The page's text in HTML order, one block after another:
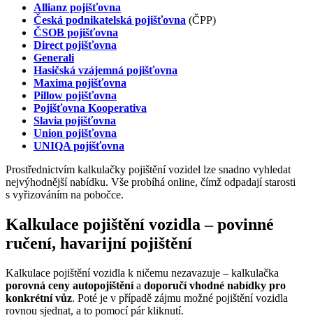
Allianz pojišťovna
Česká podnikatelská pojišťovna (ČPP)
ČSOB pojišťovna
Direct pojišťovna
Generali
Hasičská vzájemná pojišťovna
Maxima pojišťovna
Pillow pojišťovna
Pojišťovna Kooperativa
Slavia pojišťovna
Union pojišťovna
UNIQA pojišťovna
Prostřednictvím kalkulačky pojištění vozidel lze snadno vyhledat
nejvýhodnější nabídku. Vše probíhá online, čímž odpadají starosti
s vyřizováním na pobočce.
Kalkulace pojištění vozidla – povinné
ručení, havarijní pojištění
Kalkulace pojištění vozidla k ničemu nezavazuje – kalkulačka
porovná ceny autopojištěnía doporučí vhodné nabídky pro
konkrétní vůz. Poté je v případě zájmu možné pojištění vozidla
rovnou sjednat, a to pomocí pár kliknutí.